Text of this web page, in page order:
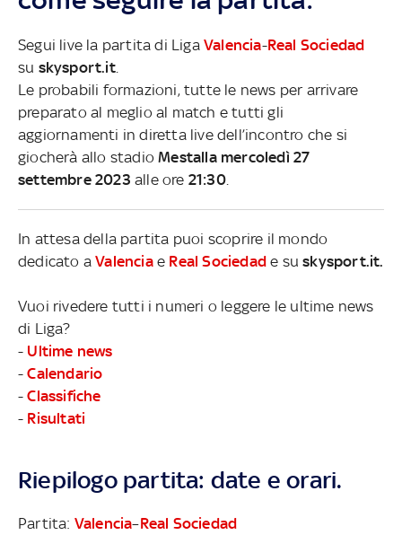
Segui live la partita di Liga Valencia-Real Sociedad
su skysport.it.
Le probabili formazioni, tutte le news per arrivare
preparato al meglio al match e tutti gli
aggiornamenti in diretta live dell’incontro che si
giocherà allo stadioMestalla mercoledì 27
settembre 2023 alle ore 21:30.
In attesa della partita puoi scoprire il mondo
dedicato aValenciae Real Sociedad e suskysport.it.
Vuoi rivedere tutti i numeri o leggere le ultime news
di Liga?
- Ultime news
-Calendario
-Classifiche
- Risultati
Riepilogo partita: date e orari.
Partita: Valencia–Real Sociedad